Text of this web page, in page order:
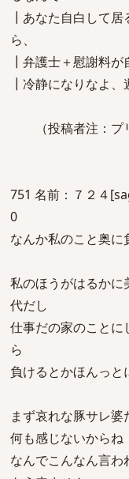
┃あなた自白して居
ら、
┃弁護士＋慰謝料が
┃冷静になりなよ
（投稿者注：プリ
751 名前：７２４
0
なんか私のこと奥に
私のほうがはるかに
代だし
仕事だの家のことに
ら
負けるとかほんっと
まず哀れな豚サレ
何も感じないからね
なんでこんなん言